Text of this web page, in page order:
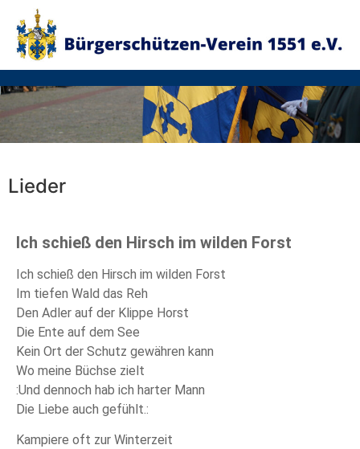
Lieder
Ich schieß den Hirsch im wilden Forst
Ich schieß den Hirsch im wilden Forst
Im tiefen Wald das Reh
Den Adler auf der Klippe Horst
Die Ente auf dem See
Kein Ort der Schutz gewähren kann
Wo meine Büchse zielt
:Und dennoch hab ich harter Mann
Die Liebe auch gefühlt.:
Kampiere oft zur Winterzeit